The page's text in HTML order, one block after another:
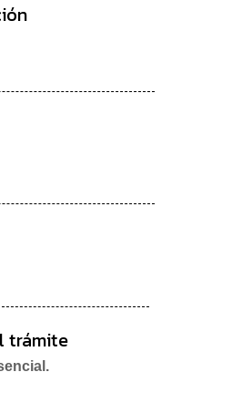
trámite